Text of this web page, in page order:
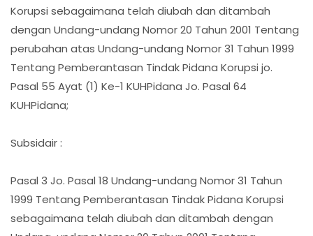
Korupsi sebagaimana telah diubah dan ditambah
dengan Undang-undang Nomor 20 Tahun 2001 Tentang
perubahan atas Undang-undang Nomor 31 Tahun 1999
Tentang Pemberantasan Tindak Pidana Korupsi jo.
Pasal 55 Ayat (1) Ke-1 KUHPidana Jo. Pasal 64
KUHPidana;
Subsidair :
Pasal 3 Jo. Pasal 18 Undang-undang Nomor 31 Tahun
1999 Tentang Pemberantasan Tindak Pidana Korupsi
sebagaimana telah diubah dan ditambah dengan